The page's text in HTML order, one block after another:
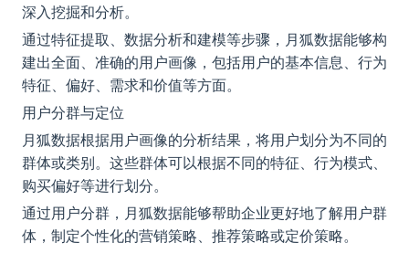
深入挖掘和分析。
通过特征提取、数据分析和建模等步骤，月狐数据能够构
建出全面、准确的用户画像，包括用户的基本信息、行为
特征、偏好、需求和价值等方面。
用户分群与定位
月狐数据根据用户画像的分析结果，将用户划分为不同的
群体或类别。这些群体可以根据不同的特征、行为模式、
购买偏好等进行划分。
通过用户分群，月狐数据能够帮助企业更好地了解用户群
体，制定个性化的营销策略、推荐策略或定价策略。